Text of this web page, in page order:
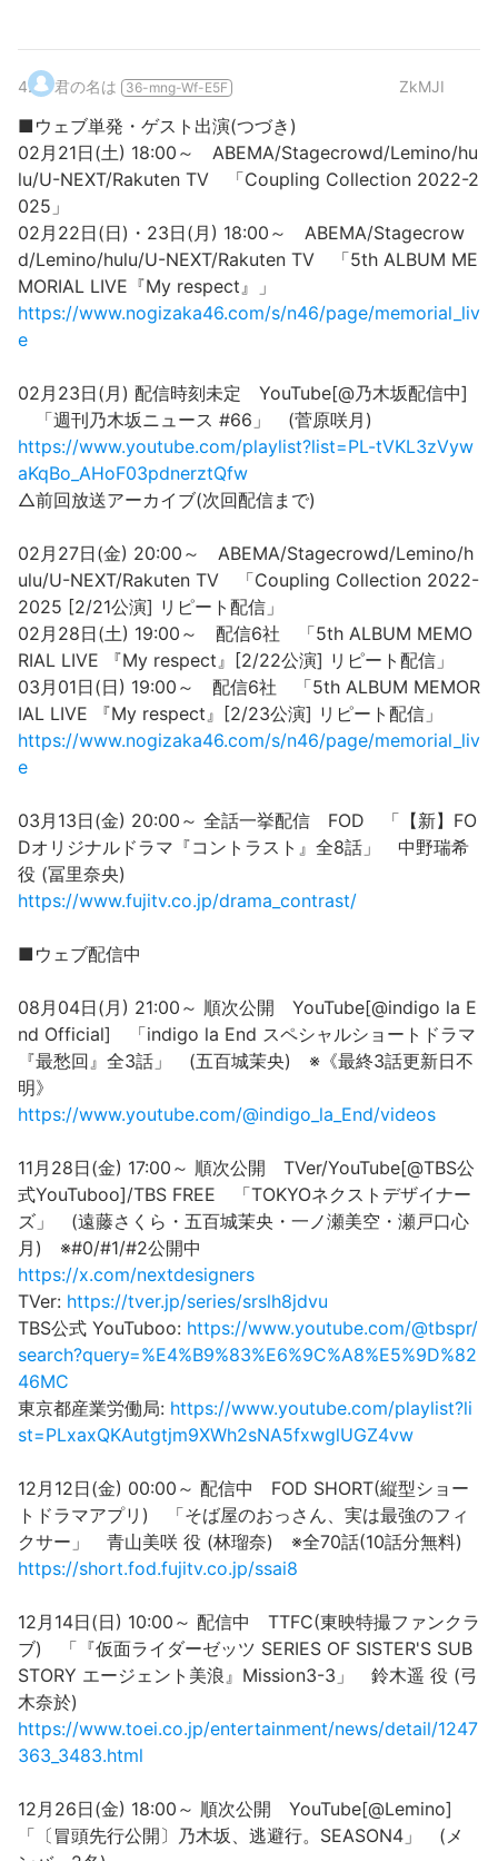
4. 君の名は 36-mng-Wf-E5F ZkMJI
■ウェブ単発・ゲスト出演(つづき)
02月21日(土) 18:00～ ABEMA/Stagecrowd/Lemino/hu
lu/U-NEXT/Rakuten TV 「Coupling Collection 2022-2
025」
02月22日(日)・23日(月) 18:00～ ABEMA/Stagecrow
d/Lemino/hulu/U-NEXT/Rakuten TV 「5th ALBUM ME
MORIAL LIVE『My respect』」
https://www.nogizaka46.com/s/n46/page/memorial_liv
e
02月23日(月) 配信時刻未定 YouTube[@乃木坂配信中]
「週刊乃木坂ニュース #66」 (菅原咲月)
https://www.youtube.com/playlist?list=PL-tVKL3zVyw
aKqBo_AHoF03pdnerztQfw
△前回放送アーカイブ(次回配信まで)
02月27日(金) 20:00～ ABEMA/Stagecrowd/Lemino/h
ulu/U-NEXT/Rakuten TV 「Coupling Collection 2022-
2025 [2/21公演] リピート配信」
02月28日(土) 19:00～ 配信6社 「5th ALBUM MEMO
RIAL LIVE 『My respect』[2/22公演] リピート配信」
03月01日(日) 19:00～ 配信6社 「5th ALBUM MEMOR
IAL LIVE 『My respect』[2/23公演] リピート配信」
https://www.nogizaka46.com/s/n46/page/memorial_liv
e
03月13日(金) 20:00～ 全話一挙配信 FOD 「【新】FO
Dオリジナルドラマ『コントラスト』全8話」 中野瑞希
役 (冨里奈央)
https://www.fujitv.co.jp/drama_contrast/
■ウェブ配信中
08月04日(月) 21:00～ 順次公開 YouTube[@indigo la E
nd Official] 「indigo la End スペシャルショートドラマ
『最愁回』全3話」 (五百城茉央) ※《最終3話更新日不
明》
https://www.youtube.com/@indigo_la_End/videos
11月28日(金) 17:00～ 順次公開 TVer/YouTube[@TBS公
式YouTuboo]/TBS FREE 「TOKYOネクストデザイナー
ズ」 (遠藤さくら・五百城茉央・一ノ瀬美空・瀬戸口心
月) ※#0/#1/#2公開中
https://x.com/nextdesigners
TVer: https://tver.jp/series/srslh8jdvu
TBS公式 YouTuboo: https://www.youtube.com/@tbspr/
search?query=%E4%B9%83%E6%9C%A8%E5%9D%82
46MC
東京都産業労働局: https://www.youtube.com/playlist?li
st=PLxaxQKAutgtjm9XWh2sNA5fxwglUGZ4vw
12月12日(金) 00:00～ 配信中 FOD SHORT(縦型ショー
トドラマアプリ) 「そば屋のおっさん、実は最強のフィ
クサー」 青山美咲 役 (林瑠奈) ※全70話(10話分無料)
https://short.fod.fujitv.co.jp/ssai8
12月14日(日) 10:00～ 配信中 TTFC(東映特撮ファンクラ
ブ) 「『仮面ライダーゼッツ SERIES OF SISTER'S SUB
STORY エージェント美浪』Mission3-3」 鈴木遥 役 (弓
木奈於)
https://www.toei.co.jp/entertainment/news/detail/1247
363_3483.html
12月26日(金) 18:00～ 順次公開 YouTube[@Lemino]
「〔冒頭先行公開〕乃木坂、逃避行。SEASON4」 (メ